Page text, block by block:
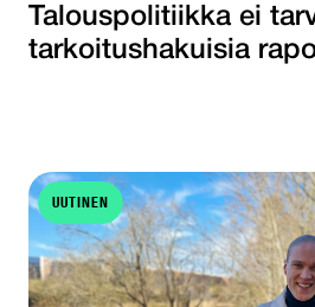
Talouspolitiikka ei
tarkoitushakuisia
UUTINEN